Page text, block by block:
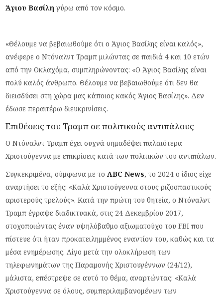
Άγιου Βασίλη γύρω από τον κόσμο.
«Θέλουμε να βεβαιωθούμε ότι ο Άγιος Βασίλης είναι καλός»,
ανέφερε ο Ντόναλντ Τραμπ μιλώντας σε παιδιά 4 και 10 ετών
από την Οκλαχόμα, συμπληρώνοντας: «Ο Άγιος Βασίλης είναι
πολύ καλός άνθρωπο. Θέλουμε να βεβαιωθούμε ότι δεν θα
διεισδύσει στη χώρα μας κάποιος κακός Άγιος Βασίλης». Δεν
έδωσε περαιτέρω διευκρινίσεις.
Επιθέσεις του Τραμπ σε πολιτικούς αντιπάλους
Ο Ντόναλντ Τραμπ έχει συχνά σημαδέψει παλαιότερα
Χριστούγεννα με επικρίσεις κατά των πολιτικών του αντιπάλων.
Συγκεκριμένα, σύμφωνα με τοABC News, το 2024 ο ίδιος είχε
αναρτήσει το εξής: «Καλά Χριστούγεννα στους ριζοσπαστικούς
αριστερούς τρελούς». Κατά την πρώτη του θητεία, ο Ντόναλντ
Τραμπ έγραψε διαδικτυακά, στις 24 Δεκεμβρίου 2017,
στοχοποιώντας έναν υψηλόβαθμο αξιωματούχο του FBI που
πίστευε ότι ήταν προκατειλημμένος εναντίον του, καθώς και τα
μέσα ενημέρωσης. Λίγο μετά την ολοκλήρωση των
τηλεφωνημάτων της Παραμονής Χριστουγέννων (24/12),
μάλιστα, επέστρεψε σε αυτό το θέμα, αναρτώντας: «Καλά
Χριστούγεννα σε όλους, συμπεριλαμβανομένων των